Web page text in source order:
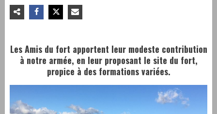
Les Amis du fort apportent leur modeste contribution
à notre armée, en leur proposant le site du fort,
propice à des formations variées.